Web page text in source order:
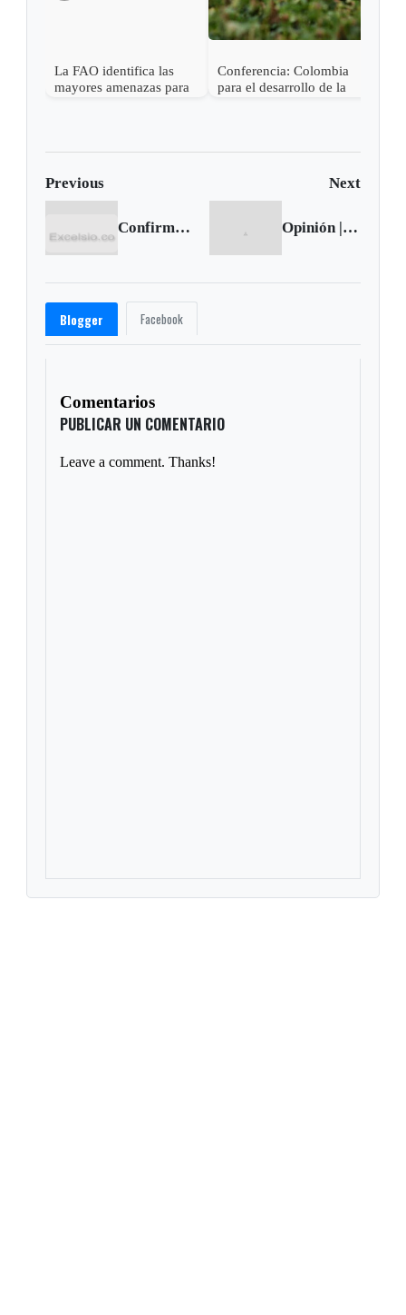
La FAO identifica las
mayores amenazas para
Conferencia: Colombia
para el desarrollo de la
Previous Next
Confirman muerte de niño que resultó herido tras accidente en el Sugamuxi Opinión | No hay mañana
Blogger Facebook
Comentarios
PUBLICAR UN COMENTARIO
Leave a comment. Thanks!